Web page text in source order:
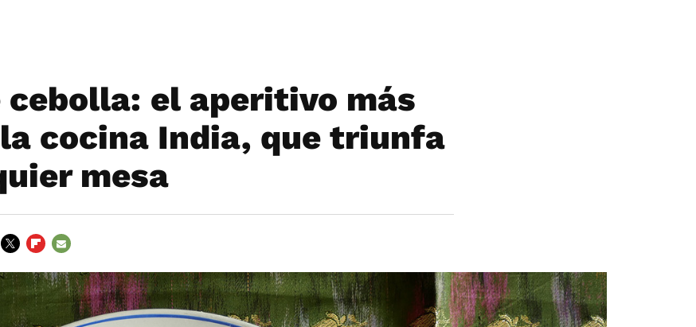
cebolla: el aperitivo más
cocina India, que triunfa
mesa
MAIL